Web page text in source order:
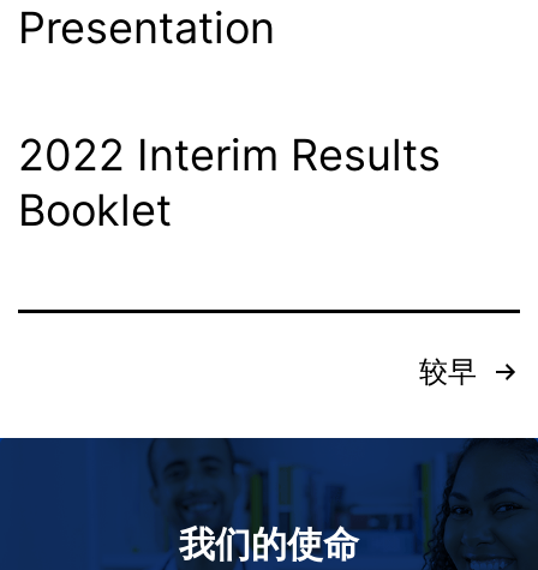
Presentation
2022 Interim Results
Booklet
较早
我们的使命
致力于提高患者的生命健康和质量